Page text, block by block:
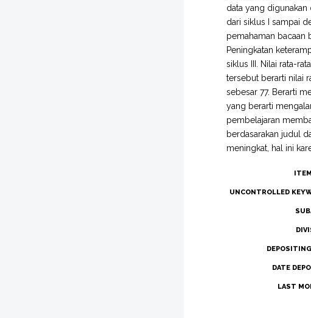
data yang digunakan
dari siklus I sampai
pemahaman bacaan
Peningkatan
siklus III. Nilai rata-
tersebut berarti nilai
sebesar 77. Berarti
yang berarti
pembelajaran
berdasarakan judul
meningkat, hal ini
UNCONTROLLED
DATE
LAST